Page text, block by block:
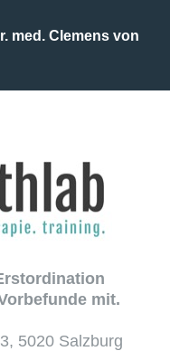
med. Clemens von
mit.
5020 Salzburg